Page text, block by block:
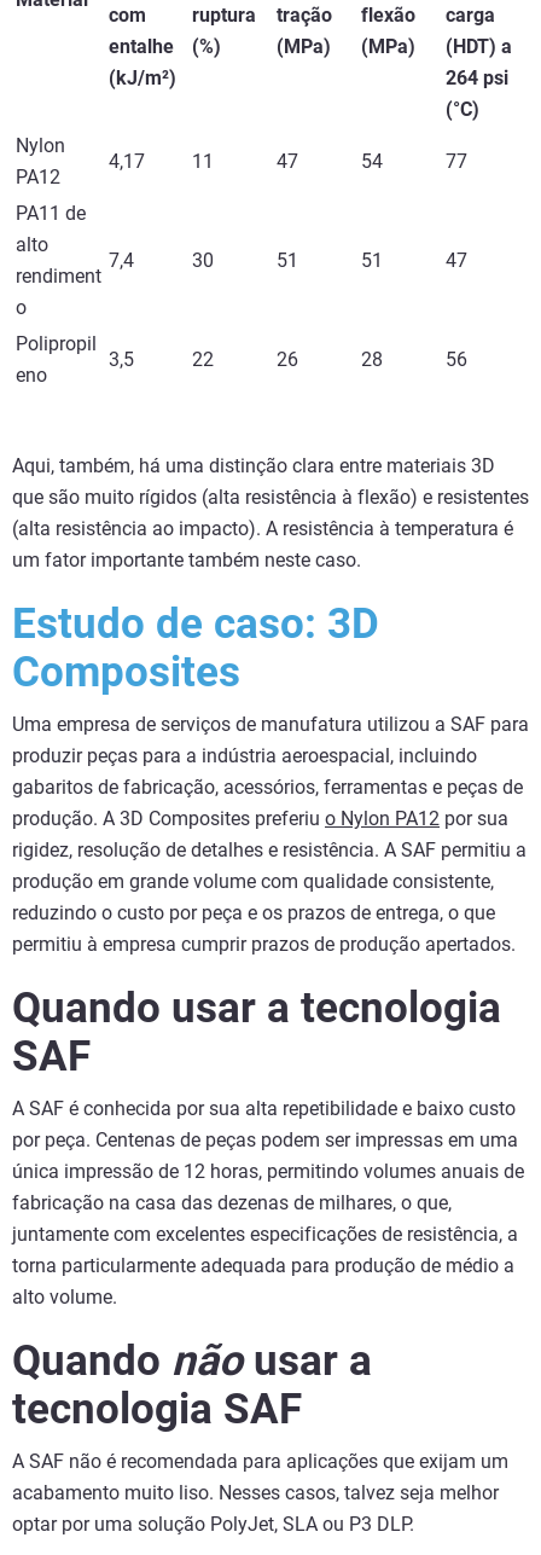
com
entalhe
(kJ/m²)
ruptura
(%)
tração
(MPa)
flexão
(MPa)
carga
(HDT) a
264 psi
(°C)
Nylon
PA12
4,17 11 47 54 77
PA11 de
alto
rendiment
o
7,4 30 51 51 47
Polipropil
eno
3,5 22 26 28 56
Aqui, também, há uma distinção clara entre materiais 3D
que são muito rígidos (alta resistência à flexão) e resistentes
(alta resistência ao impacto). A resistência à temperatura é
um fator importante também neste caso.
Estudo de caso: 3D
Composites
Uma empresa de serviços de manufatura utilizou a SAF para
produzir peças para a indústria aeroespacial, incluindo
gabaritos de fabricação, acessórios, ferramentas e peças de
produção. A 3D Composites preferiu o Nylon PA12 por sua
rigidez, resolução de detalhes e resistência. A SAF permitiu a
produção em grande volume com qualidade consistente,
reduzindo o custo por peça e os prazos de entrega, o que
permitiu à empresa cumprir prazos de produção apertados.
Quando usar a tecnologia
SAF
A SAF é conhecida por sua alta repetibilidade e baixo custo
por peça. Centenas de peças podem ser impressas em uma
única impressão de 12 horas, permitindo volumes anuais de
fabricação na casa das dezenas de milhares, o que,
juntamente com excelentes especificações de resistência, a
torna particularmente adequada para produção de médio a
alto volume.
Quando nãousar a
tecnologia SAF
A SAF não é recomendada para aplicações que exijam um
acabamento muito liso. Nesses casos, talvez seja melhor
optar por uma solução PolyJet, SLA ou P3 DLP.